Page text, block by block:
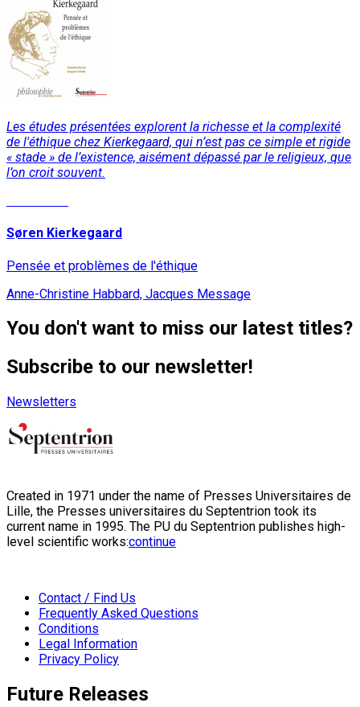
Les études présentées explorent la richesse et la complexité
de l'éthique chez Kierkegaard, qui n’est pas ce simple et rigide
« stade » de l’existence, aisément dépassé par le religieux, que
l’on croit souvent.
Søren Kierkegaard
Pensée et problèmes de l'éthique
Anne-Christine Habbard, Jacques Message
You don't want to miss our latest titles?
Subscribe to our newsletter!
Newsletters
Created in 1971 under the name of Presses Universitaires de
Lille, the Presses universitaires du Septentrion took its
current name in 1995. The PU du Septentrion publishes high-
level scientific works:continue
Contact / Find Us
Frequently Asked Questions
Conditions
Legal Information
Privacy Policy
Future Releases